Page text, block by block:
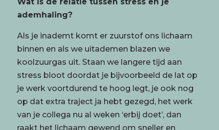
ademhaling?
Als je inademt komt er zuurstof ons lichaam
binnen en als we uitademen blazen we
koolzuurgas uit. Staan we langere tijd aan
stress bloot doordat je bijvoorbeeld de lat op
je werk voortdurend te hoog legt, je ook nog
op dat extra traject ja hebt gezegd, het werk
van je collega nu al weken ‘erbij doet’, dan
raakt het lichaam gewend om sneller en